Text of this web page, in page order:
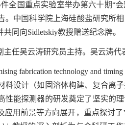
全国重点实验室举办第六十期“
。中国科学院上海硅酸盐研究所
共同向Sidletskiy教授赠送纪念牌。
主任吴云涛研究员主持。吴云涛代
fabrication technology and
料设计（如固溶体构建、复合离
性能探测器的研发奠定了坚实的
应用前景等方向展开，重点探讨了